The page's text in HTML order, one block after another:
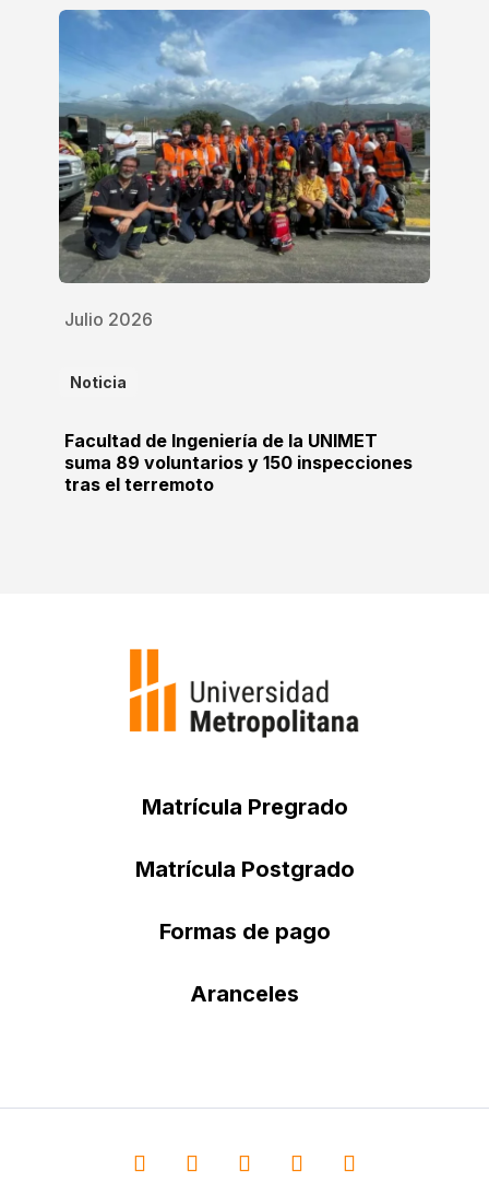
Julio 2026
Noticia
Facultad de Ingeniería de la UNIMET
suma 89 voluntarios y 150 inspecciones
tras el terremoto
Matrícula Pregrado
Matrícula Postgrado
Formas de pago
Aranceles